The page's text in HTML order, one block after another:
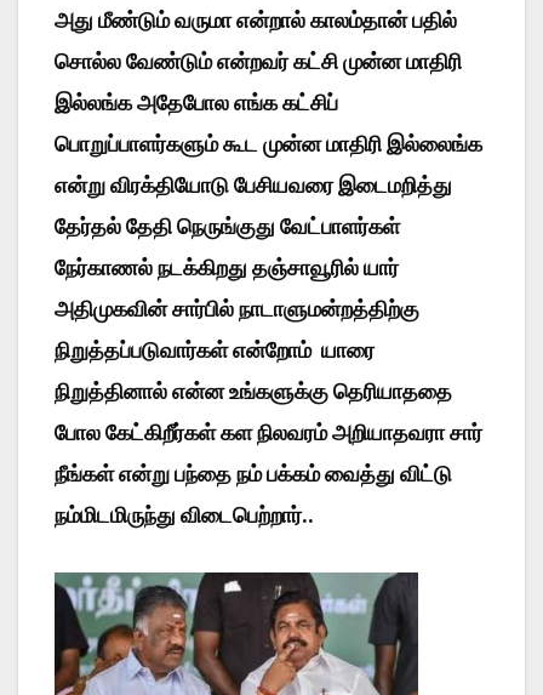
அது மீண்டும் வருமா என்றால் காலம்தான் பதில்
சொல்ல வேண்டும் என்றவர் கட்சி முன்ன மாதிரி
இல்லங்க அதேபோல எங்க கட்சிப்
பொறுப்பாளர்களும் கூட முன்ன மாதிரி இல்லைங்க
என்று விரக்தியோடு பேசியவரை இடைமறித்து
தேர்தல் தேதி நெருங்குது வேட்பாளர்கள்
நேர்காணல் நடக்கிறது தஞ்சாவூரில் யார்
அதிமுகவின் சார்பில் நாடாளுமன்றத்திற்கு
நிறுத்தப்படுவார்கள் என்றோம் யாரை
நிறுத்தினால் என்ன உங்களுக்கு தெரியாததை
போல கேட்கிறீர்கள் கள நிலவரம் அறியாதவரா சார்
நீங்கள் என்று பந்தை நம் பக்கம் வைத்து விட்டு
நம்மிடமிருந்து விடைபெற்றார்..